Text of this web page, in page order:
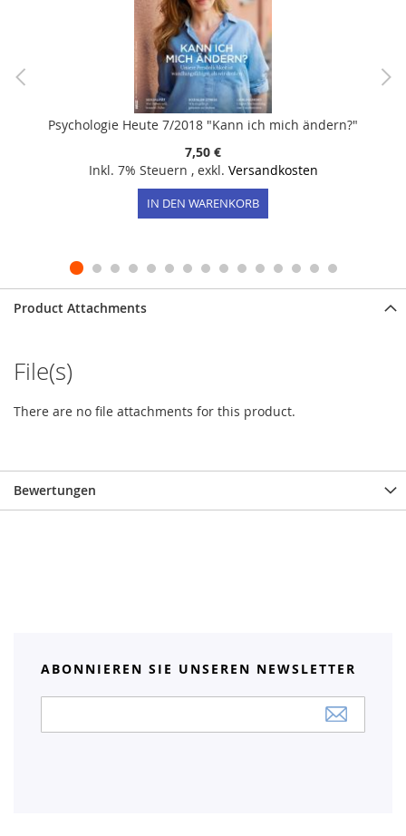
Psychologie Heute 7/2018 "Kann ich mich ändern?"
7,50 €
Inkl. 7% Steuern , exkl. Versandkosten
IN DEN WARENKORB
Product Attachments
File(s)
There are no file attachments for this product.
Bewertungen
ABONNIEREN SIE UNSEREN NEWSLETTER
Newsletter: